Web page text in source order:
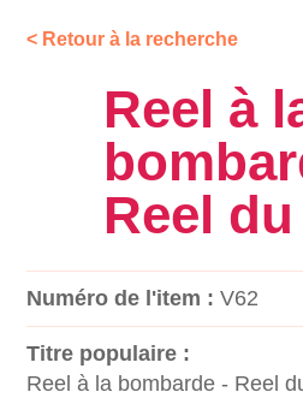
< Retour à la recherche
Reel à
Reel
Numéro de l'item : V62
Titre populaire :
Reel à la bombarde - Reel